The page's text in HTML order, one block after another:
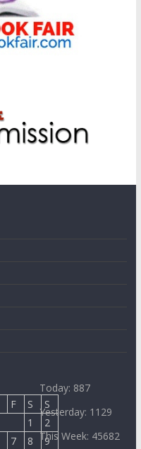
F S
S
1
2
7 8
9
Today: 887
Yesterday: 1129
This Week: 45682